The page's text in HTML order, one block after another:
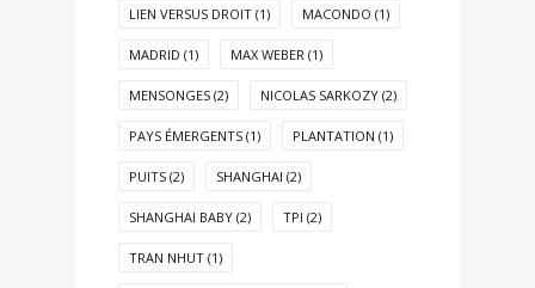
LIEN VERSUS DROIT (1) MACONDO (1)
MADRID (1) MAX WEBER (1)
MENSONGES (2) NICOLAS SARKOZY (2)
PAYS ÉMERGENTS (1) PLANTATION (1)
PUITS (2) SHANGHAI (2)
SHANGHAI BABY (2) TPI (2)
TRAN NHUT (1)